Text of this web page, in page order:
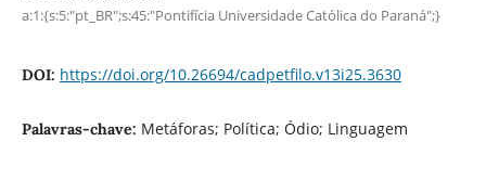
a:1:{s:5:"pt_BR";s:45:"Pontifícia Universidade Católica do Paraná";}
DOI: https://doi.org/10.26694/cadpetfilo.v13i25.3630
Palavras-chave: Metáforas; Política; Ódio; Linguagem